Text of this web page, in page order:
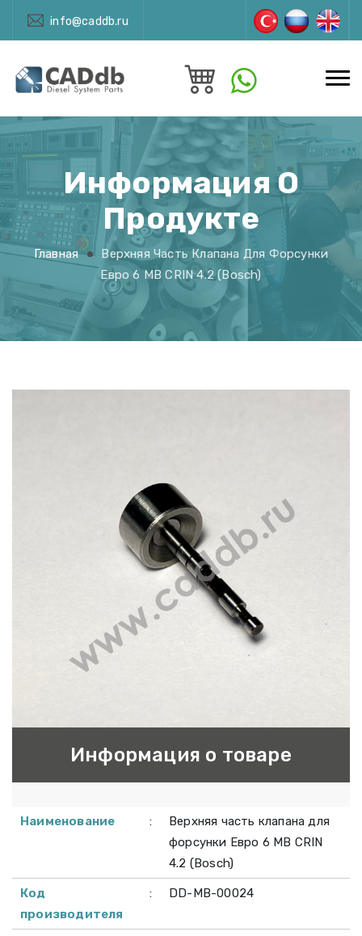
info@caddb.ru
Информация О
Продукте
Главная
Верхняя Часть Клапана Для Форсунки
Евро 6 MB CRIN 4.2 (Bosch)
Информация о товаре
Наименование :
Верхняя часть клапана для
форсунки Евро 6 MB CRIN
4.2 (Bosch)
Код
производителя
: DD-MB-00024